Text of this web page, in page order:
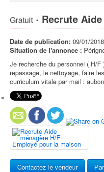
Gratuit · Recrute
Date de publication: 09/01/
Situation de l'annonce :
Je recherche du personnel ( H/
repassage, le nettoyage, faire
curriculum vitale par mail :
Contactez le vendeur